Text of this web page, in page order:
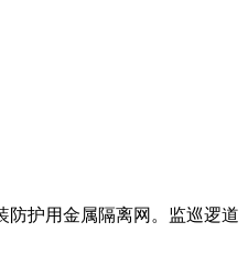
防护用金属隔离网。监巡逻道